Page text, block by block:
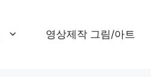
영상제작 그림/아트